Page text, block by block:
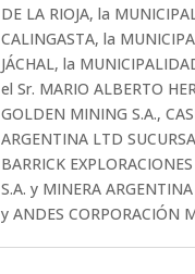
DE LA RIOJA, la
CALINGASTA, la
JÁCHAL, la
el Sr. MARIO ALBERTO
GOLDEN MINING S.A.,
ARGENTINA LTD
BARRICK
S.A. y MINERA
y ANDES CORPORACIÓN